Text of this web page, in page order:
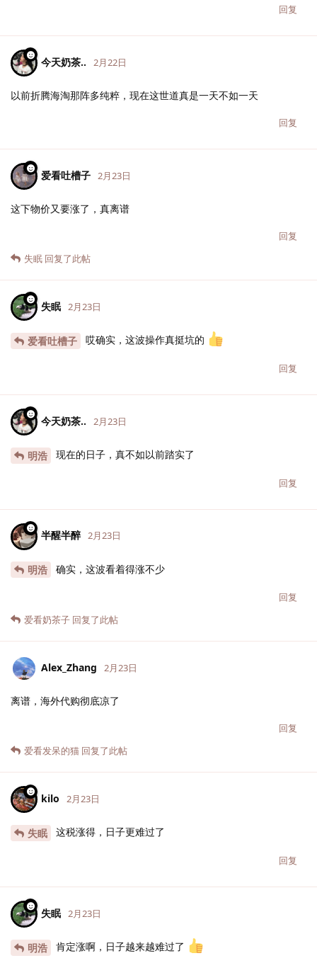
回复
今天奶茶.. 2月22日
以前折腾海淘那阵多纯粹，现在这世道真是一天不如一天
回复
爱看吐槽子 2月23日
这下物价又要涨了，真离谱
回复
失眠 回复了此帖
失眠 2月23日
爱看吐槽子 哎确实，这波操作真挺坑的
回复
今天奶茶.. 2月23日
明浩 现在的日子，真不如以前踏实了
回复
半醒半醉 2月23日
明浩 确实，这波看着得涨不少
回复
爱看奶茶子 回复了此帖
Alex_Zhang 2月23日
离谱，海外代购彻底凉了
回复
爱看发呆的猫 回复了此帖
kilo 2月23日
失眠 这税涨得，日子更难过了
回复
失眠 2月23日
明浩 肯定涨啊，日子越来越难过了